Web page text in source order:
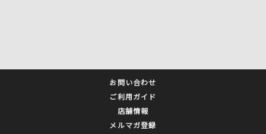
お問い合わせ
ご利用ガイド
店舗情報
メルマガ登録